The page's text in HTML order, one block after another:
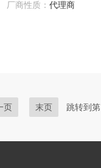
厂商性质：代理商
页 末页 跳转到第